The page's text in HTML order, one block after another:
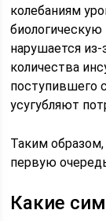
колебаниям
нарушается из-
количества
поступившего
усугубляют
Таким
первую
Какие